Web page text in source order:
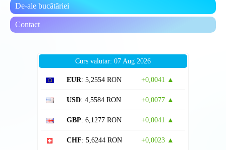
De-ale bucătăriei
Contact
Curs valutar: 07 Aug 2026
EUR: 5,2554 RON +0,0041 ▲
USD: 4,5584 RON +0,0077 ▲
GBP: 6,1277 RON +0,0041 ▲
CHF: 5,6244 RON +0,0023 ▲